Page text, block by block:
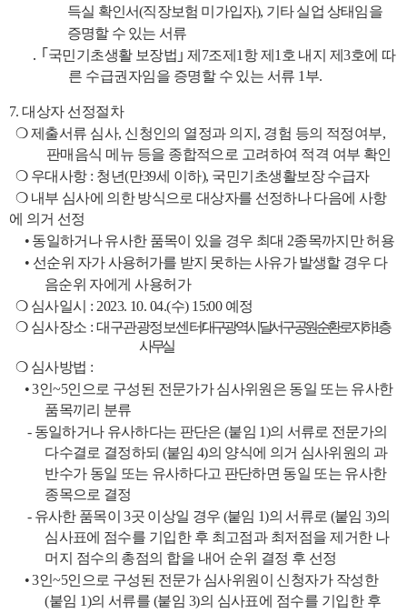
득실 확인서(직장보험 미가입자), 기타 실업 상태임을
증명할 수 있는 서류
․ ｢ 국민기초생활 보장법 ｣제 7조제 1 항 제 1 호 내지 제3호에 따
른 수급권자임을 증명할 수 있는 서류 1 부.
7.대상자 선정절차
❍ 제출서류 심사, 신청인의 열정과 의지 , 경험 등의 적정여부,
판매음식 메뉴 등을 종합적으로 고려하여 적격 여부 확인
❍ 우대사항 : 청년(만39세 이하), 국민기초생활보장 수급자
❍ 내부 심사에 의한 방식으로 대상자를 선정하나 다음에 사항
에 의거 선정
• 동일하거나 유사한 품목이 있을 경우 최대 2종목까지만 허용
• 선순위 자가 사용허가를 받지 못하는 사유가 발생할 경우 다
음순위 자에게 사용허가
❍ 심사일시 : 2023. 10. 04.(수) 15:00 예정
❍ 심사장소 :대구관광정보센터대구광역시 달서구 공원순환로 지하1층
사무실
❍ 심사방법 :
•3인~5인으로 구성된 전문가가 심사위원은 동일 또는 유사한
품목끼리 분류
- 동일하거나 유사하다는 판단은(붙임 1)의 서류로 전문가의
다수결로 결정하되 (붙임 4)의 양식에 의거 심사위원의 과
반수가 동일 또는 유사하다고 판단하면 동일 또는 유사한
종목으로 결정
- 유사한 품목이3곳 이상일 경우 (붙임 1)의 서류로 (붙임3)의
심사표에 점수를 기입한 후 최고점과 최저점을 제거한 나
머지 점수의 총점의 합을 내어 순위 결정 후 선정
•3인~5인으로 구성된 전문가 심사위원이 신청자가 작성한
(붙임 1)의 서류를 (붙임 3)의 심사표에 점수를 기입한 후